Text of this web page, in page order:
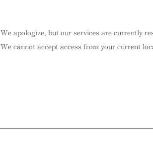
We apologize, but our services are currently
We cannot accept access from your current